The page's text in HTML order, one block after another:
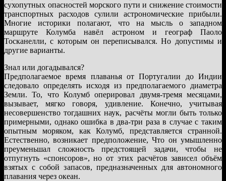
сухопутных опасностей морского пути и снижение стоимости
транспортных расходов сулили астрономические прибыли.
Многие историки полагают, что на мысль о западном
маршруте Колумба навёл астроном и географ Паоло
Тосканелли, с которым он переписывался. Но допустимы и
другие варианты.
Знал или догадывался?
Предполагаемое время плаванья от Португалии до Индии
следовало определять исходя из предполагаемого диаметра
Земли. То, что Колумб оперировал двумя-тремя месяцами,
вызывает, мягко говоря, удивление. Конечно, учитывая
несовершенство тогдашних наук, расчёты могли быть только
примерными, однако ошибка в два-три раза в случае с таким
опытным моряком, как Колумб, представляется странной.
Естественно, возникает предположение, Что он умышленно
преуменьшал сложность предстоящей задачи, чтобы не
отпугнуть «спонсоров», но от этих расчётов зависел объём
взятых с собой запасов, предназначенных для автономного
плавания через океан.